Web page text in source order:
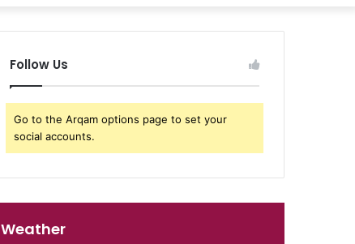
Follow Us
Go to the Arqam options page to set your
social accounts.
Weather